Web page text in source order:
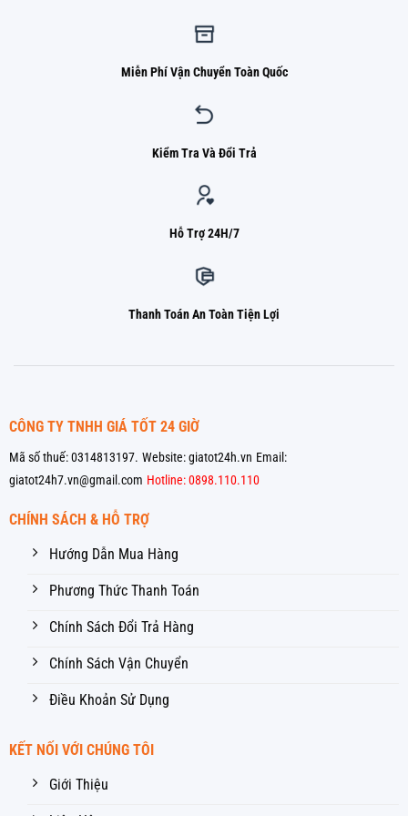
Miễn Phí Vận Chuyển Toàn Quốc
Kiểm Tra Và Đổi Trả
Hỗ Trợ 24H/7
Thanh Toán An Toàn Tiện Lợi
CÔNG TY TNHH GIÁ TỐT 24 GIỜ
Mã số thuế: 0314813197. Website: giatot24h.vn Email:
giatot24h7.vn@gmail.com Hotline: 0898.110.110
CHÍNH SÁCH & HỖ TRỢ
Hướng Dẫn Mua Hàng
Phương Thức Thanh Toán
Chính Sách Đổi Trả Hàng
Chính Sách Vận Chuyển
Điều Khoản Sử Dụng
KẾT NỐI VỚI CHÚNG TÔI
Giới Thiệu